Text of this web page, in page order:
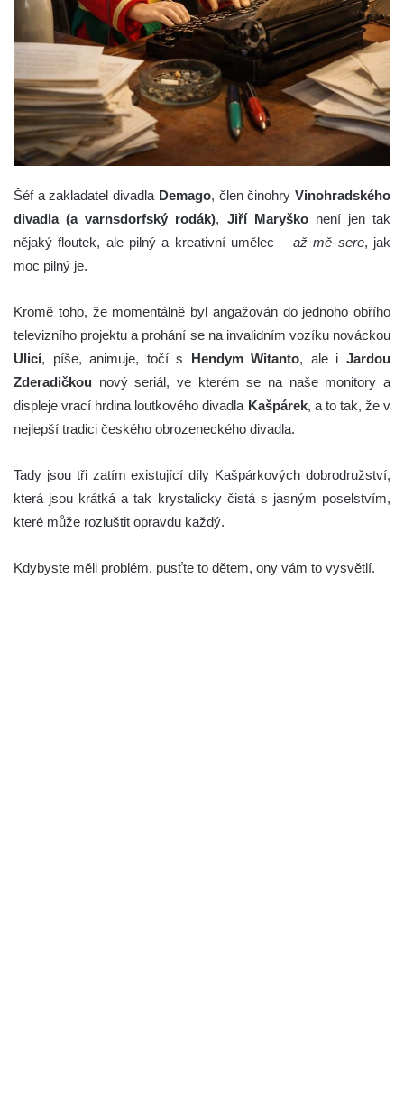
Šéf a zakladatel divadla Demago, člen činohryVinohradského
divadla (a varnsdorfský rodák), Jiří Maryškonení jen tak
nějaký floutek, ale pilný a kreativní umělec – až mě sere, jak
moc pilný je.
Kromě toho, že momentálně byl angažován do jednoho obřího
televizního projektu a prohání se na invalidním vozíku nováckou
Ulicí, píše, animuje, točí s Hendym Witanto, ale iJardou
Zderadičkou nový seriál, ve kterém se na naše monitory a
displeje vrací hrdina loutkového divadla Kašpárek, a to tak, že v
nejlepší tradici českého obrozeneckého divadla.
Tady jsou tři zatím existující díly Kašpárkových dobrodružství,
která jsou krátká a tak krystalicky čistá s jasným poselstvím,
které může rozluštit opravdu každý.
Kdybyste měli problém, pusťte to dětem, ony vám to vysvětlí.